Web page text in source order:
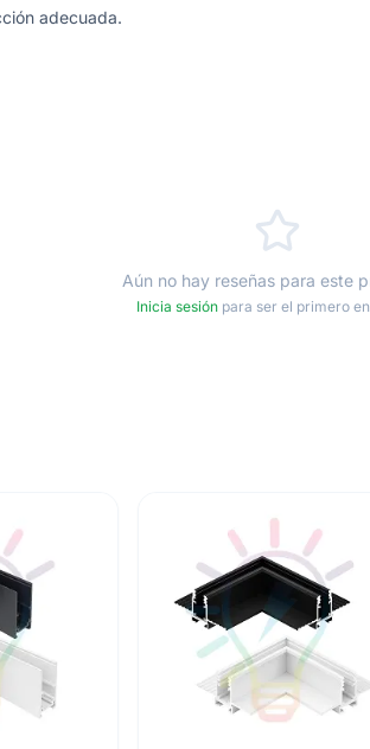
adecuada.
Aún no hay reseñas para este
Inicia sesión para ser el primero